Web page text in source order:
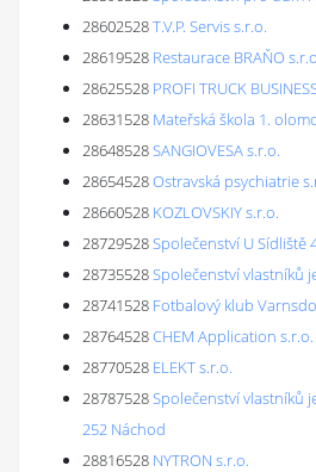
28602528T.V.P. Servis s.r.o.
28619528 Restaurace BRAŇO
28625528 PROFI TRUCK
28631528 Mateřská škola 1.
28648528SANGIOVESA s.r.o.
28654528Ostravská psychiatrie
28660528 KOZLOVSKIY s.r.o.
28729528Společenství U Sídliště
28735528Společenství vlastníků
28741528 Fotbalový klub
28764528CHEM Application s.r.o.
28770528 ELEKT s.r.o.
28787528Společenství vlastníků
252 Náchod
28816528 NYTRON s.r.o.